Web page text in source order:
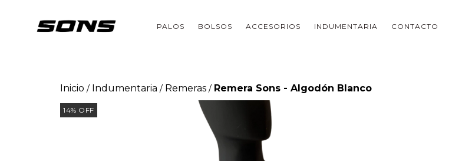
PALOS BOLSOS ACCESORIOS INDUMENTARIA CONTACTO
Inicio / Indumentaria / Remeras / Remera Sons - Algodón Blanco
14% OFF